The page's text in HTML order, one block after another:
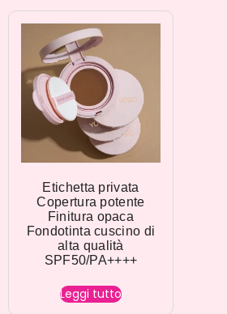
Etichetta privata
Copertura potente
Finitura opaca
Fondotinta cuscino di
alta qualità
SPF50/PA++++
Leggi tutto